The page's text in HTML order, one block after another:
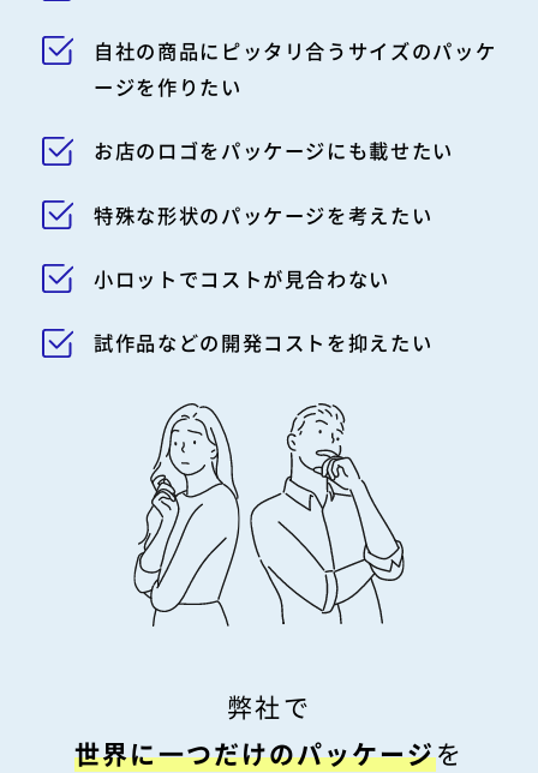
お見積もり依頼
TAMATEBAKO
自社の商品にピッタリ合うサイズのパッケ
ージを作りたい
お店のロゴをパッケージにも載せたい
特殊な形状のパッケージを考えたい
小ロットでコストが見合わない
試作品などの開発コストを抑えたい
弊社で
世界に一つだけのパッケージを